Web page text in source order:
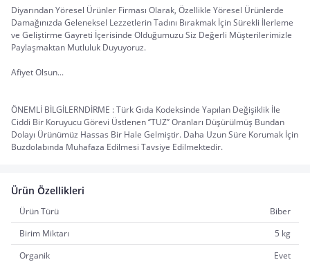
Diyarından Yöresel Ürünler Firması Olarak, Özellikle Yöresel Ürünlerde
Damağınızda Geleneksel Lezzetlerin Tadını Bırakmak İçin Sürekli İlerleme
ve Geliştirme Gayreti İçerisinde Olduğumuzu Siz Değerli Müşterilerimizle
Paylaşmaktan Mutluluk Duyuyoruz.
Afiyet Olsun...
ÖNEMLİ BİLGİLERNDİRME : Türk Gıda Kodeksinde Yapılan Değişiklik İle
Ciddi Bir Koruyucu Görevi Üstlenen ‘’TUZ’’ Oranları Düşürülmüş Bundan
Dolayı Ürünümüz Hassas Bir Hale Gelmiştir. Daha Uzun Süre Korumak İçin
Buzdolabında Muhafaza Edilmesi Tavsiye Edilmektedir.
Ürün Özellikleri
Ürün Türü
Biber
Birim Miktarı
5 kg
Organik
Evet